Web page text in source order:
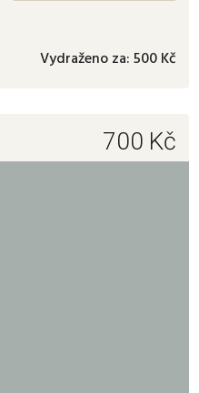
Vydraženo za:500 Kč
700 Kč